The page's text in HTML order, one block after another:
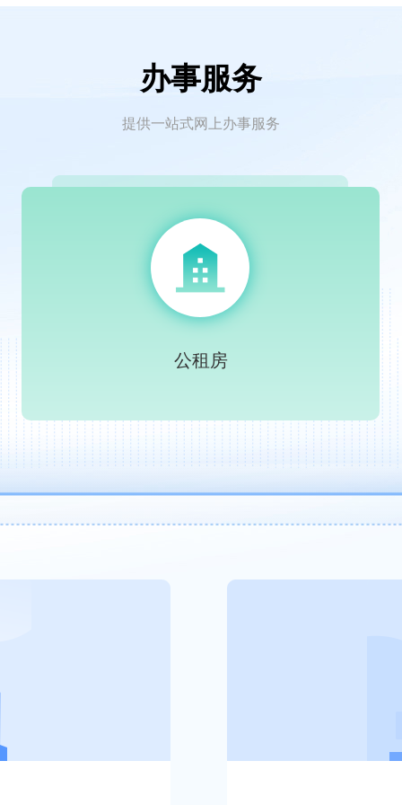
办事服务
提供一站式网上办事服务
公租房